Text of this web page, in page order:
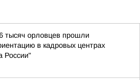
тысяч орловцев прошли
в кадровых центрах
России"